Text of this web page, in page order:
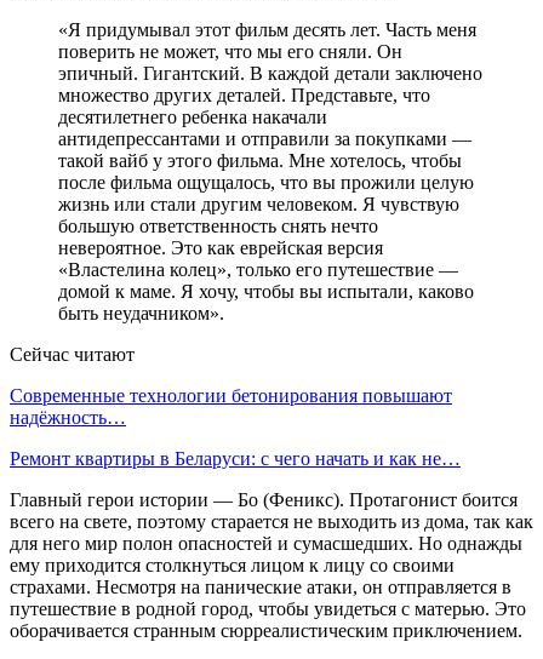
«Я придумывал этот фильм десять лет. Часть меня
поверить не может, что мы его сняли. Он
эпичный. Гигантский. В каждой детали заключено
множество других деталей. Представьте, что
десятилетнего ребенка накачали
антидепрессантами и отправили за покупками —
такой вайб у этого фильма. Мне хотелось, чтобы
после фильма ощущалось, что вы прожили целую
жизнь или стали другим человеком. Я чувствую
большую ответственность снять нечто
невероятное. Это как еврейская версия
«Властелина колец», только его путешествие —
домой к маме. Я хочу, чтобы вы испытали, каково
быть неудачником».
Сейчас читают
Современные технологии бетонирования повышают
надёжность…
Ремонт квартиры в Беларуси: с чего начать и как не…
Главный герои истории — Бо (Феникс). Протагонист боится
всего на свете, поэтому старается не выходить из дома, так как
для него мир полон опасностей и сумасшедших. Но однажды
ему приходится столкнуться лицом к лицу со своими
страхами. Несмотря на панические атаки, он отправляется в
путешествие в родной город, чтобы увидеться с матерью. Это
оборачивается странным сюрреалистическим приключением.